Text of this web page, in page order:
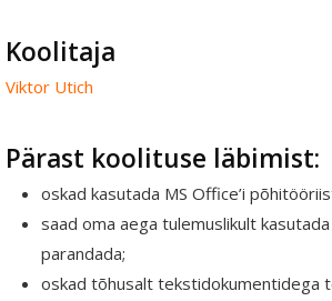
Koolitaja
Viktor Utich
Pärast koolituse läbimist:
oskad kasutada MS Office’i
saad oma aega tulemuslikult
parandada;
oskad tõhusalt tekstidokumentidega